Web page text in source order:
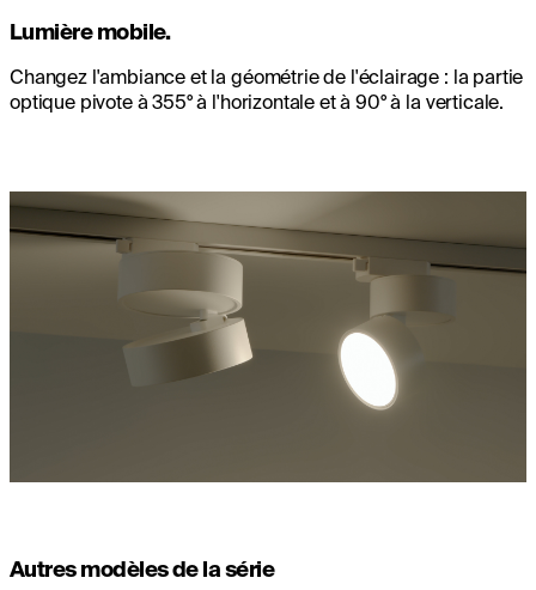
Lumière mobile.
Changez l'ambiance et la géométrie de l'éclairage : la partie
optique pivote à 355° à l'horizontale et à 90° à la verticale.
Autres modèles de la série